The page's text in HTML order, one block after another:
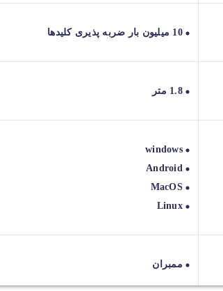
10 میلیون بار ضربه پذیری کلیدها
1.8 متر
windows
Android
MacOS
Linux
ممبران